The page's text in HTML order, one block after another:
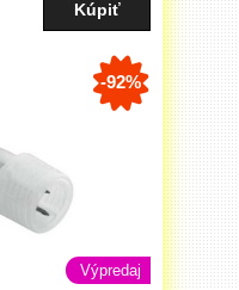
Výpredaj
-92%